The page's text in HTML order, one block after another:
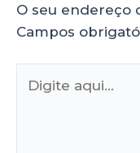
O seu endereço
Campos